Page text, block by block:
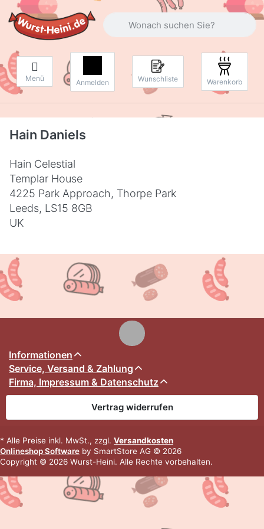
Geben Sie einen Suchbegriff ein.
Menü Anmelden Wunschliste Warenkorb
Hain Daniels
Hain Celestial
Templar House
4225 Park Approach, Thorpe Park
Leeds, LS15 8GB
UK
Informationen
Service, Versand & Zahlung
Firma, Impressum & Datenschutz
Vertrag widerrufen
* Alle Preise inkl. MwSt., zzgl. Versandkosten
Onlineshop Software by SmartStore AG © 2026
Copyright © 2026 Wurst-Heini. Alle Rechte vorbehalten.